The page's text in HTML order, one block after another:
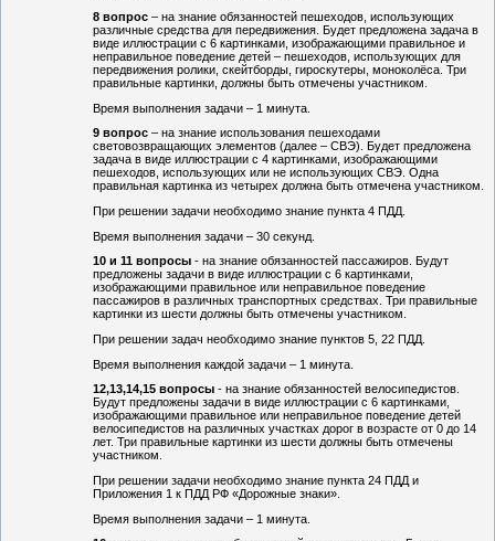
8 вопрос – на знание обязанностей пешеходов, использующих
различные средства для передвижения. Будет предложена задача в
виде иллюстрации с 6 картинками, изображающими правильное и
неправильное поведение детей – пешеходов, использующих для
передвижения ролики, скейтборды, гироскутеры, моноколёса. Три
правильные картинки, должны быть отмечены участником.
Время выполнения задачи – 1 минута.
9 вопрос – на знание использования пешеходами
световозвращающих элементов (далее – СВЭ). Будет предложена
задача в виде иллюстрации с 4 картинками, изображающими
пешеходов, использующих или не использующих СВЭ. Одна
правильная картинка из четырех должна быть отмечена участником.
При решении задачи необходимо знание пункта 4 ПДД.
Время выполнения задачи – 30 секунд.
10 и 11 вопросы - на знание обязанностей пассажиров. Будут
предложены задачи в виде иллюстрации с 6 картинками,
изображающими правильное или неправильное поведение
пассажиров в различных транспортных средствах. Три правильные
картинки из шести должны быть отмечены участником.
При решении задач необходимо знание пунктов 5, 22 ПДД.
Время выполнения каждой задачи – 1 минута.
12,13,14,15 вопросы - на знание обязанностей велосипедистов.
Будут предложены задачи в виде иллюстрации с 6 картинками,
изображающими правильное или неправильное поведение детей
велосипедистов на различных участках дорог в возрасте от 0 до 14
лет. Три правильные картинки из шести должны быть отмечены
участником.
При решении задачи необходимо знание пункта 24 ПДД и
Приложения 1 к ПДД РФ «Дорожные знаки».
Время выполнения задачи – 1 минута.